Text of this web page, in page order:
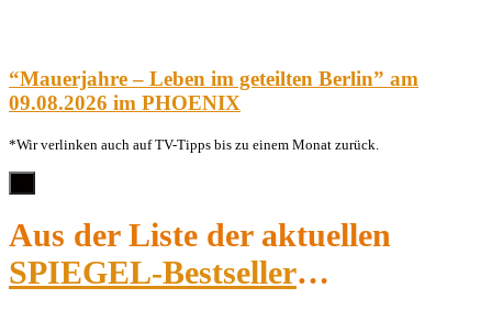
“Mauerjahre – Leben im geteilten Berlin” am
09.08.2026 im PHOENIX
*Wir verlinken auch auf TV-Tipps bis zu einem Monat zurück.
Aus der Liste der aktuellen
SPIEGEL-Bestseller…